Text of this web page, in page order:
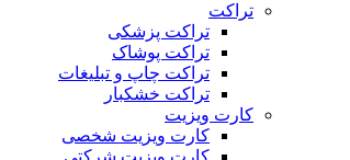
تراکت
تراکت پزشکی
تراکت پوشاک
تراکت چاپ و تبلیغات
تراکت خشکبار
کارت ویزیت
کارت ویزیت شخصی
کارت ویزیت شرکتی